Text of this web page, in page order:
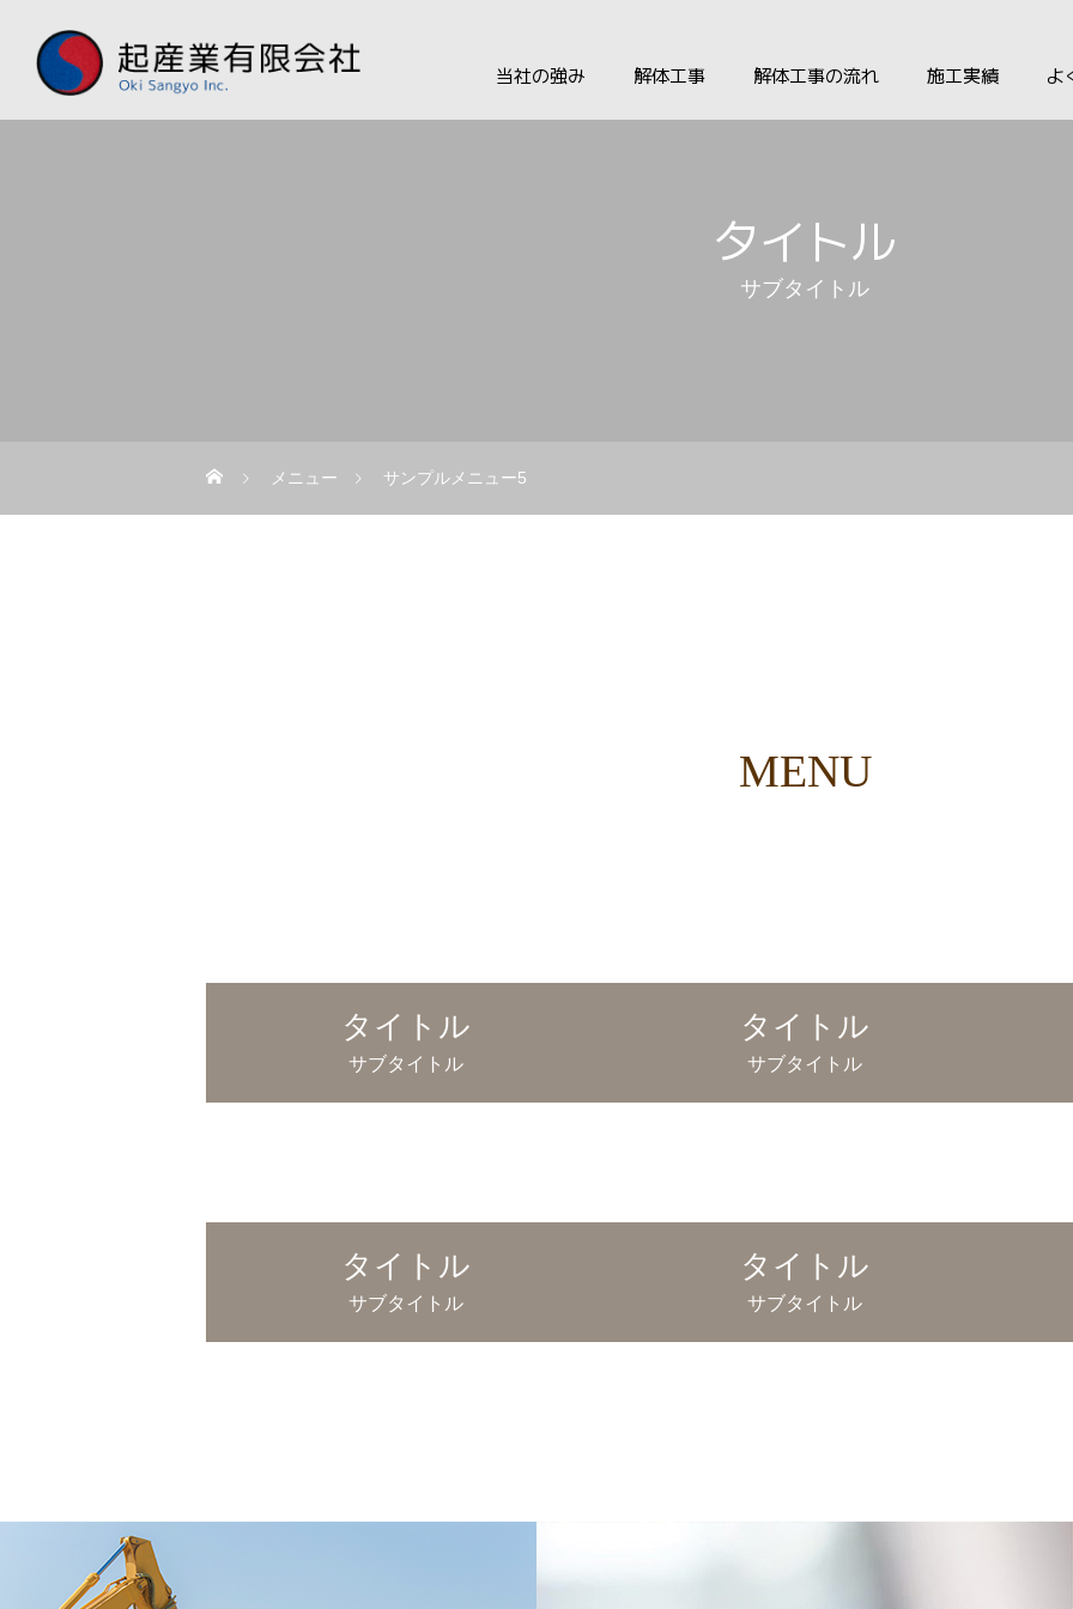
当社の強み 解体工事 解体工事の流れ 施工実績 よ
タイトル
サブタイトル
メニュー サンプルメニュー5
MENU
タイトル
サブタイトル
タイトル
サブタイトル
タイトル
サブタイトル
タイトル
サブタイトル